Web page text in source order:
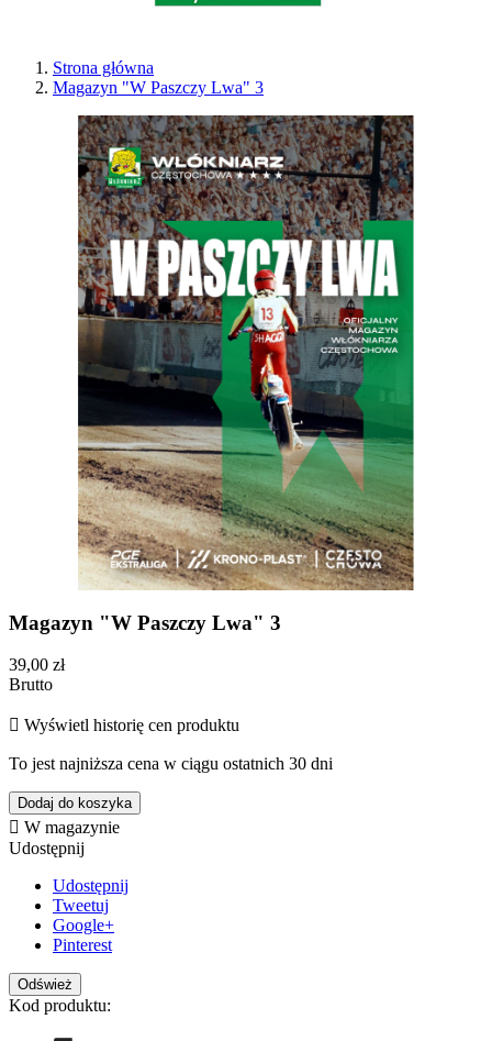
Strona główna
Magazyn "W Paszczy Lwa" 3
Magazyn "W Paszczy Lwa" 3
39,00 zł
Brutto
 Wyświetl historię cen produktu
To jest najniższa cena w ciągu ostatnich 30 dni
Dodaj do koszyka
 W magazynie
Udostępnij
Udostępnij
Tweetuj
Google+
Pinterest
Kod produktu: